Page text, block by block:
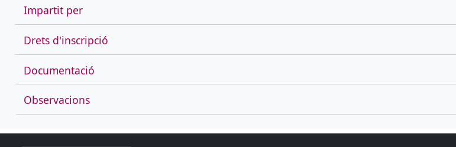
Impartit per
Drets d'inscripció
Documentació
Observacions